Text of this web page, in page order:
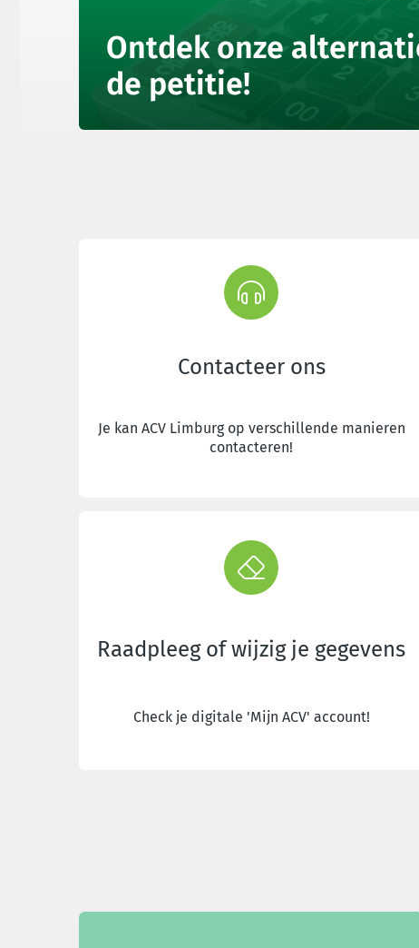
Ontdek onze
de petitie!
Contacteer ons
Je kan ACV Limburg op verschillende manieren
contacteren!
Raadpleeg of wijzig je gegevens
Check je digitale 'Mijn ACV' account!